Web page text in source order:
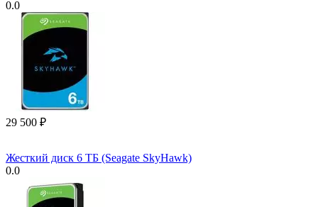
0.0
29 500 ₽
Жесткий диск 6 ТБ (Seagate SkyHawk)
0.0